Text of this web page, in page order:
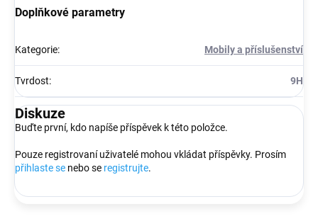
Doplňkové parametry
Kategorie: Mobily a příslušenství
Tvrdost: 9H
Diskuze
Buďte první, kdo napíše příspěvek k této položce.
Pouze registrovaní uživatelé mohou vkládat příspěvky. Prosím
přihlaste se nebo se registrujte.